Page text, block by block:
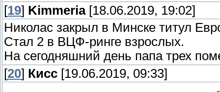
[19] Kimmeria[18.06.2019, 19:02]
Николас закрыл в Минске титул
Стал 2 в ВЦФ-ринге взрослых.
На сегодняшний день папа трех
[20] Кисс [19.06.2019, 09:33]